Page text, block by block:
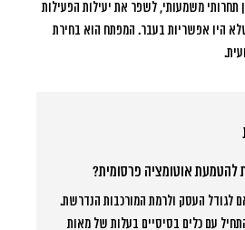
תחרותי משמעותי, לשפר את יעילות הפעילות
היו אפשריות בעבר. המפתח הוא בחירת
אוטומציה פרסומית?
העסק ולרמת המורכבות הנדרשת.
עם כלים בסיסיים בעלות של מאות